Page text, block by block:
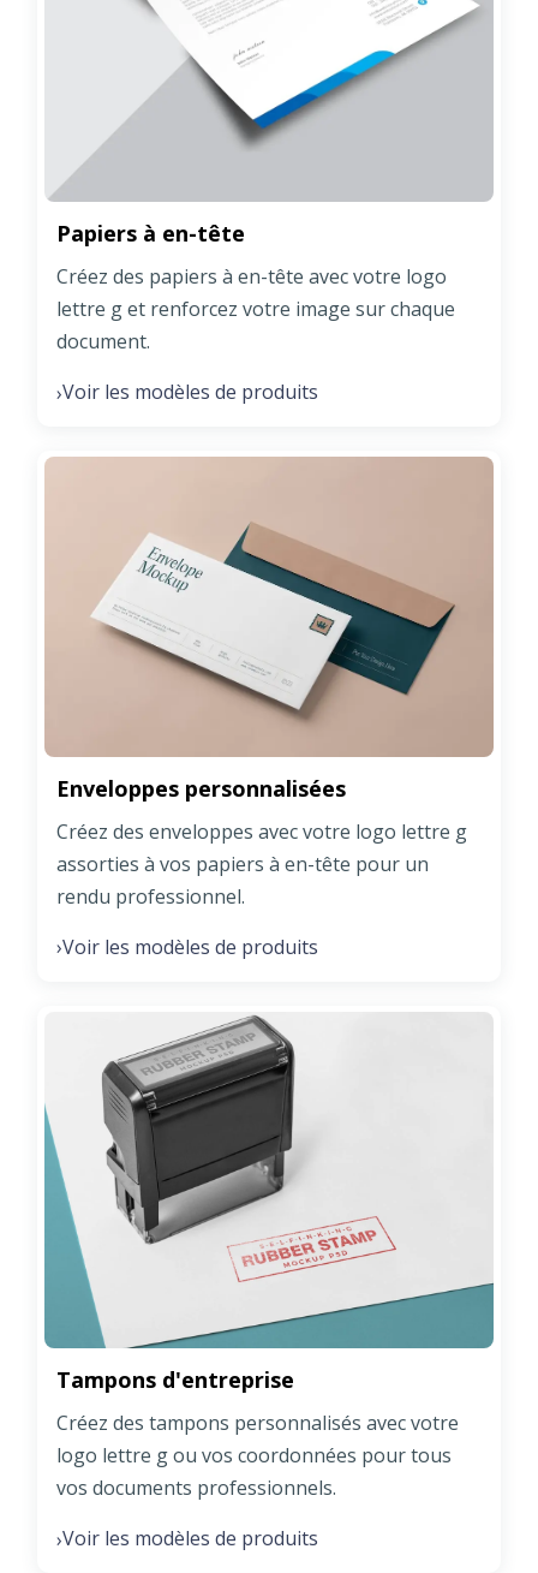
Papiers à en-tête
Créez des papiers à en-tête avec votre logo
lettre g et renforcez votre image sur chaque
document.
›Voir les modèles de produits
Enveloppes personnalisées
Créez des enveloppes avec votre logo lettre g
assorties à vos papiers à en-tête pour un
rendu professionnel.
›Voir les modèles de produits
Tampons d'entreprise
Créez des tampons personnalisés avec votre
logo lettre g ou vos coordonnées pour tous
vos documents professionnels.
›Voir les modèles de produits